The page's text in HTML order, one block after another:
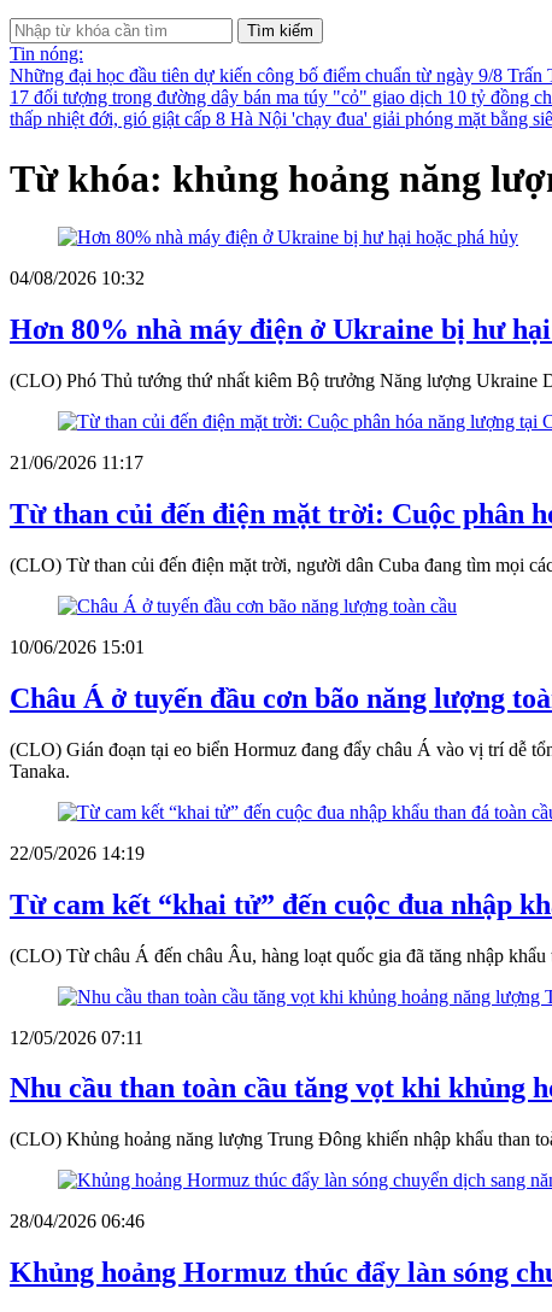
Tìm kiếm
Tin nóng:
Những đại học đầu tiên dự kiến công bố điểm chuẩn từ ngày 9/8 Trấn
17 đối tượng trong đường dây bán ma túy "cỏ" giao dịch 10 tỷ đồng
thấp nhiệt đới, gió giật cấp 8 Hà Nội 'chạy đua' giải phóng mặt bằng
Từ khóa: khủng hoảng năng
04/08/2026 10:32
Hơn 80% nhà máy điện ở Ukraine bị hư
(CLO) Phó Thủ tướng thứ nhất kiêm Bộ trưởng Năng lượng Ukraine
21/06/2026 11:17
Từ than củi đến điện mặt trời: Cuộc phân
(CLO) Từ than củi đến điện mặt trời, người dân Cuba đang tìm mọi
10/06/2026 15:01
Châu Á ở tuyến đầu cơn bão năng lượng
(CLO) Gián đoạn tại eo biển Hormuz đang đẩy châu Á vào vị trí dễ
Tanaka.
22/05/2026 14:19
Từ cam kết “khai tử” đến cuộc đua nhập
(CLO) Từ châu Á đến châu Âu, hàng loạt quốc gia đã tăng nhập
12/05/2026 07:11
Nhu cầu than toàn cầu tăng vọt khi khủng
(CLO) Khủng hoảng năng lượng Trung Đông khiến nhập khẩu than
28/04/2026 06:46
Khủng hoảng Hormuz thúc đẩy làn sóng